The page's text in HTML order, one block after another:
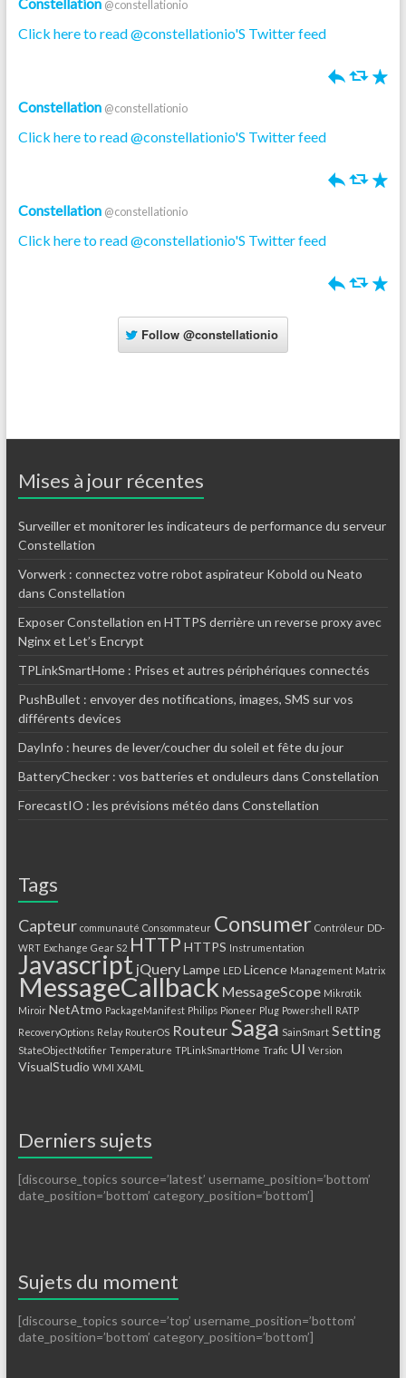
@constellationio
Click here to read @constellationio'S Twitter feed
h J R
Constellation @constellationio
Click here to read @constellationio'S Twitter feed
h J R
Constellation @constellationio
Click here to read @constellationio'S Twitter feed
h J R
Follow @constellationio
Mises à jour récentes
Surveiller et monitorer les indicateurs de performance du serveur
Constellation
Vorwerk : connectez votre robot aspirateur Kobold ou Neato
dans Constellation
Exposer Constellation en HTTPS derrière un reverse proxy avec
Nginx et Let’s Encrypt
TPLinkSmartHome : Prises et autres périphériques connectés
PushBullet : envoyer des notifications, images, SMS sur vos
différents devices
DayInfo : heures de lever/coucher du soleil et fête du jour
BatteryChecker : vos batteries et onduleurs dans Constellation
ForecastIO : les prévisions météo dans Constellation
Tags
Capteur communauté Consommateur Consumer Contrôleur DD-
WRT Exchange Gear S2 HTTP HTTPS Instrumentation
Javascript jQueryLampe LED Licence Management Matrix
MessageCallback MessageScope Mikrotik
Miroir NetAtmo PackageManifest Philips Pioneer Plug Powershell RATP
RecoveryOptions Relay RouterOS Routeur Saga SainSmart Setting
StateObjectNotifier Temperature TPLinkSmartHome Trafic UI Version
VisualStudio WMI XAML
Derniers sujets
[discourse_topics source=’latest’ username_position=’bottom’
date_position=’bottom’ category_position=’bottom’]
Sujets du moment
[discourse_topics source=’top’ username_position=’bottom’
date_position=’bottom’ category_position=’bottom’]